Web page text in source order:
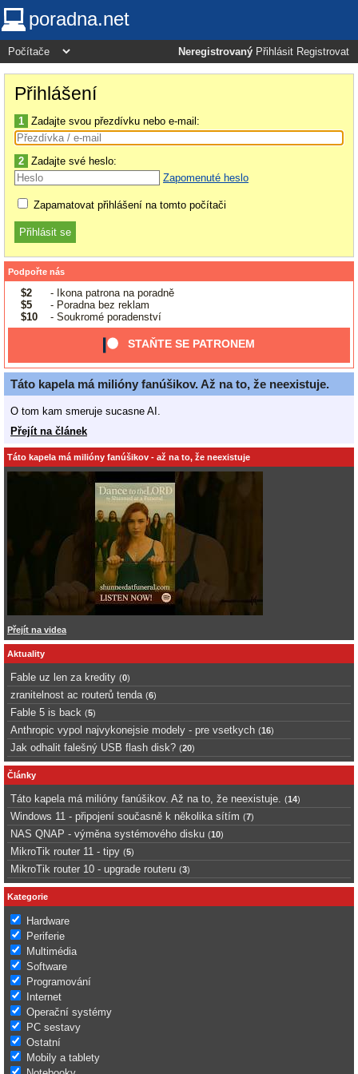
poradna.net
Neregistrovaný Přihlásit Registrovat
Přihlášení
1 Zadajte svou přezdívku nebo e-mail:
2 Zadajte své heslo:
Zapomenuté heslo
Zapamatovat přihlášení na tomto počítači
Podpořte nás
$2
- Ikona patrona na poradně
$5
- Poradna bez reklam
$10
- Soukromé poradenství
STAŇTE SE PATRONEM
Táto kapela má milióny fanúšikov. Až na to, že neexistuje.
O tom kam smeruje sucasne AI.
Přejít na článek
Táto kapela má milióny fanúšikov - až na to, že neexistuje
Přejít na videa
Aktuality
Fable uz len za kredity (0)
zranitelnost ac routerů tenda (6)
Fable 5 is back (5)
Anthropic vypol najvykonejsie modely - pre vsetkych (16)
Jak odhalit falešný USB flash disk? (20)
Články
Táto kapela má milióny fanúšikov. Až na to, že neexistuje. (14)
Windows 11 - připojení současně k několika sítím (7)
NAS QNAP - výměna systémového disku (10)
MikroTik router 11 - tipy (5)
MikroTik router 10 - upgrade routeru (3)
Kategorie
Hardware
Periferie
Multimédia
Software
Programování
Internet
Operační systémy
PC sestavy
Ostatní
Mobily a tablety